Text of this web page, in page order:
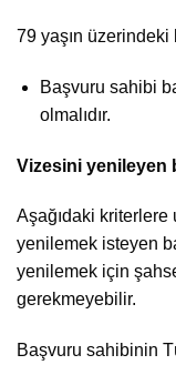
79 yaşın
Başvuru sahibi
olmalıdır.
Vizesini yenileyen
Aşağıdaki
yenilemek isteyen
yenilemek için
gerekmeyebilir.
Başvuru sahibinin